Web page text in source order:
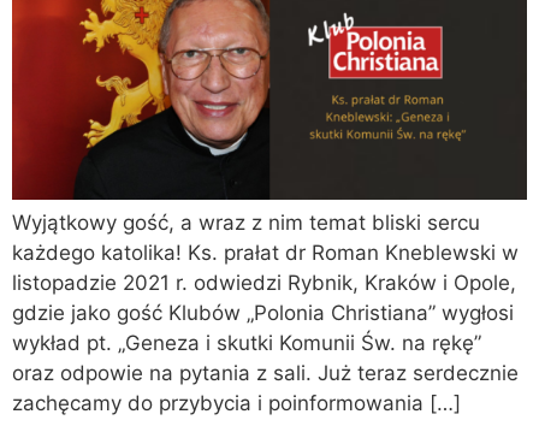
Wyjątkowy gość, a wraz z nim temat bliski sercu
każdego katolika! Ks. prałat dr Roman Kneblewski w
listopadzie 2021 r. odwiedzi Rybnik, Kraków i Opole,
gdzie jako gość Klubów „Polonia Christiana” wygłosi
wykład pt. „Geneza i skutki Komunii Św. na rękę”
oraz odpowie na pytania z sali. Już teraz serdecznie
zachęcamy do przybycia i poinformowania […]